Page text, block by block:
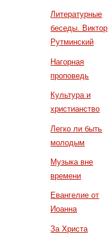
Литературные
беседы. Виктор
Рутминский
Нагорная
проповедь
Культура и
христианство
Легко ли быть
молодым
Музыка вне
времени
Евангелие от
Иоанна
За Христа